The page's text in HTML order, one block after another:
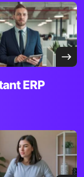
ERP